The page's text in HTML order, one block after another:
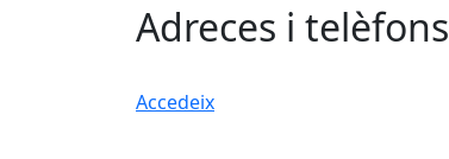
Adreces i telèfons
Accedeix